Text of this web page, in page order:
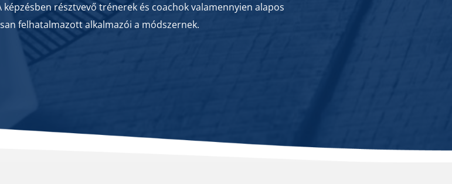
képzésben résztvevő trénerek és coachok valamennyien alapos
felhatalmazott alkalmazói a módszernek.